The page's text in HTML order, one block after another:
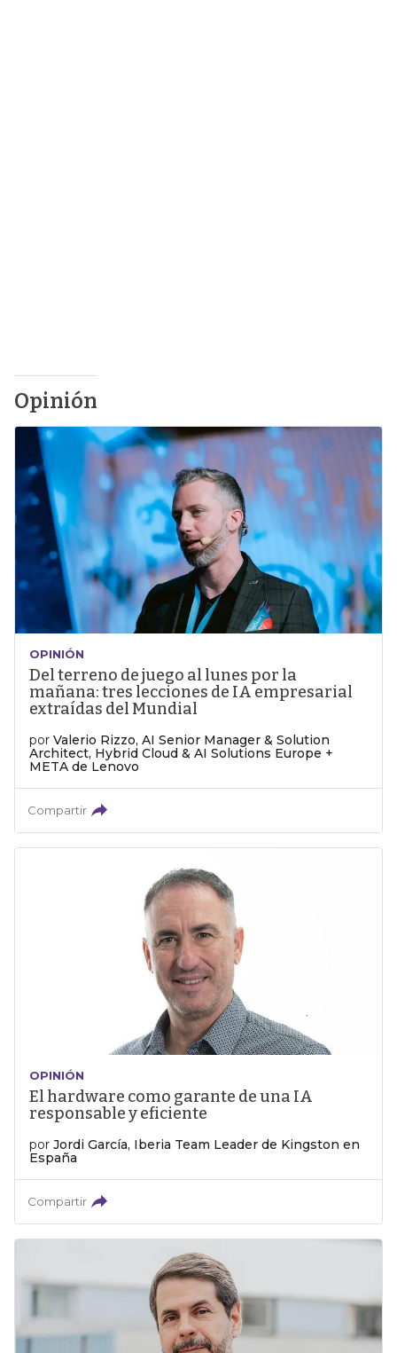
Opinión
OPINIÓN
Del terreno de juego al lunes por la
mañana: tres lecciones de IA empresarial
extraídas del Mundial
por Valerio Rizzo, AI Senior Manager & Solution
Architect, Hybrid Cloud & AI Solutions Europe +
META de Lenovo
Compartir
OPINIÓN
El hardware como garante de una IA
responsable y eficiente
por Jordi García, Iberia Team Leader de Kingston en
España
Compartir